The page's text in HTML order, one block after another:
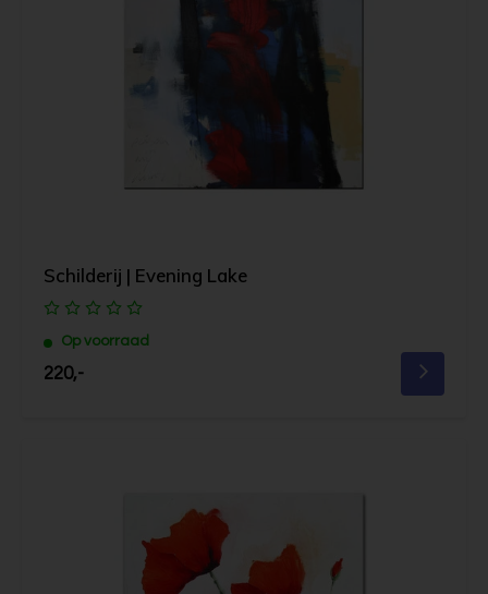
Schilderij | Evening Lake
Op voorraad
220,-